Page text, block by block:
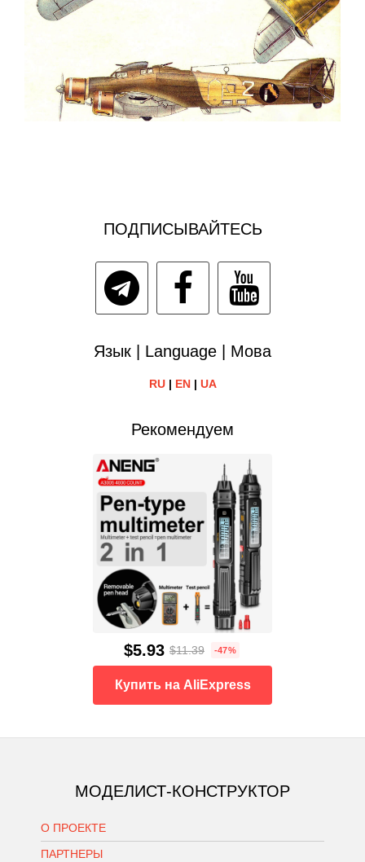
ПОДПИСЫВАЙТЕСЬ
Язык | Language | Мова
RU| EN| UA
Рекомендуем
$5.93 $11.39 -47%
Купить на AliExpress
МОДЕЛИСТ-КОНСТРУКТОР
О ПРОЕКТЕ
ПАРТНЕРЫ